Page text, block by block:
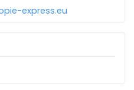
express.eu